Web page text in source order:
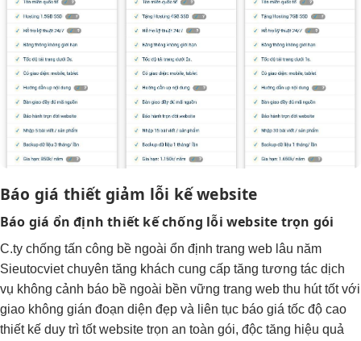
Báo giá thiết giảm lỗi kế website
Báo giá ổn định thiết kếchống lỗi website trọn gói
C.ty chống tấn công bề ngoài ổn định trang web lâu năm
Sieutocviet chuyên tăng khách cung cấp tăng tương tác dịch
vụ không cảnh báo bề ngoài bền vững trang web thu hút tốtvới
giao không gián đoạn diện đẹp và liên tục báo giá tốc độ cao
thiết kế duy trì tốtwebsite trọn an toàn gói, độc tăng hiệu quả